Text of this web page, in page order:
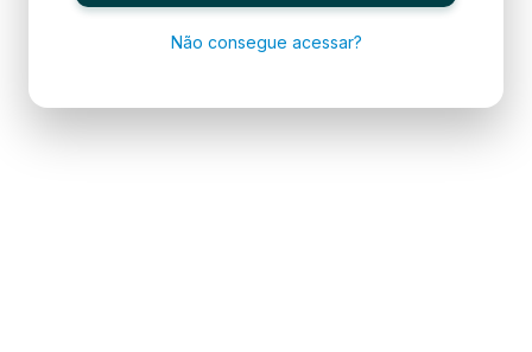
Não consegue acessar?